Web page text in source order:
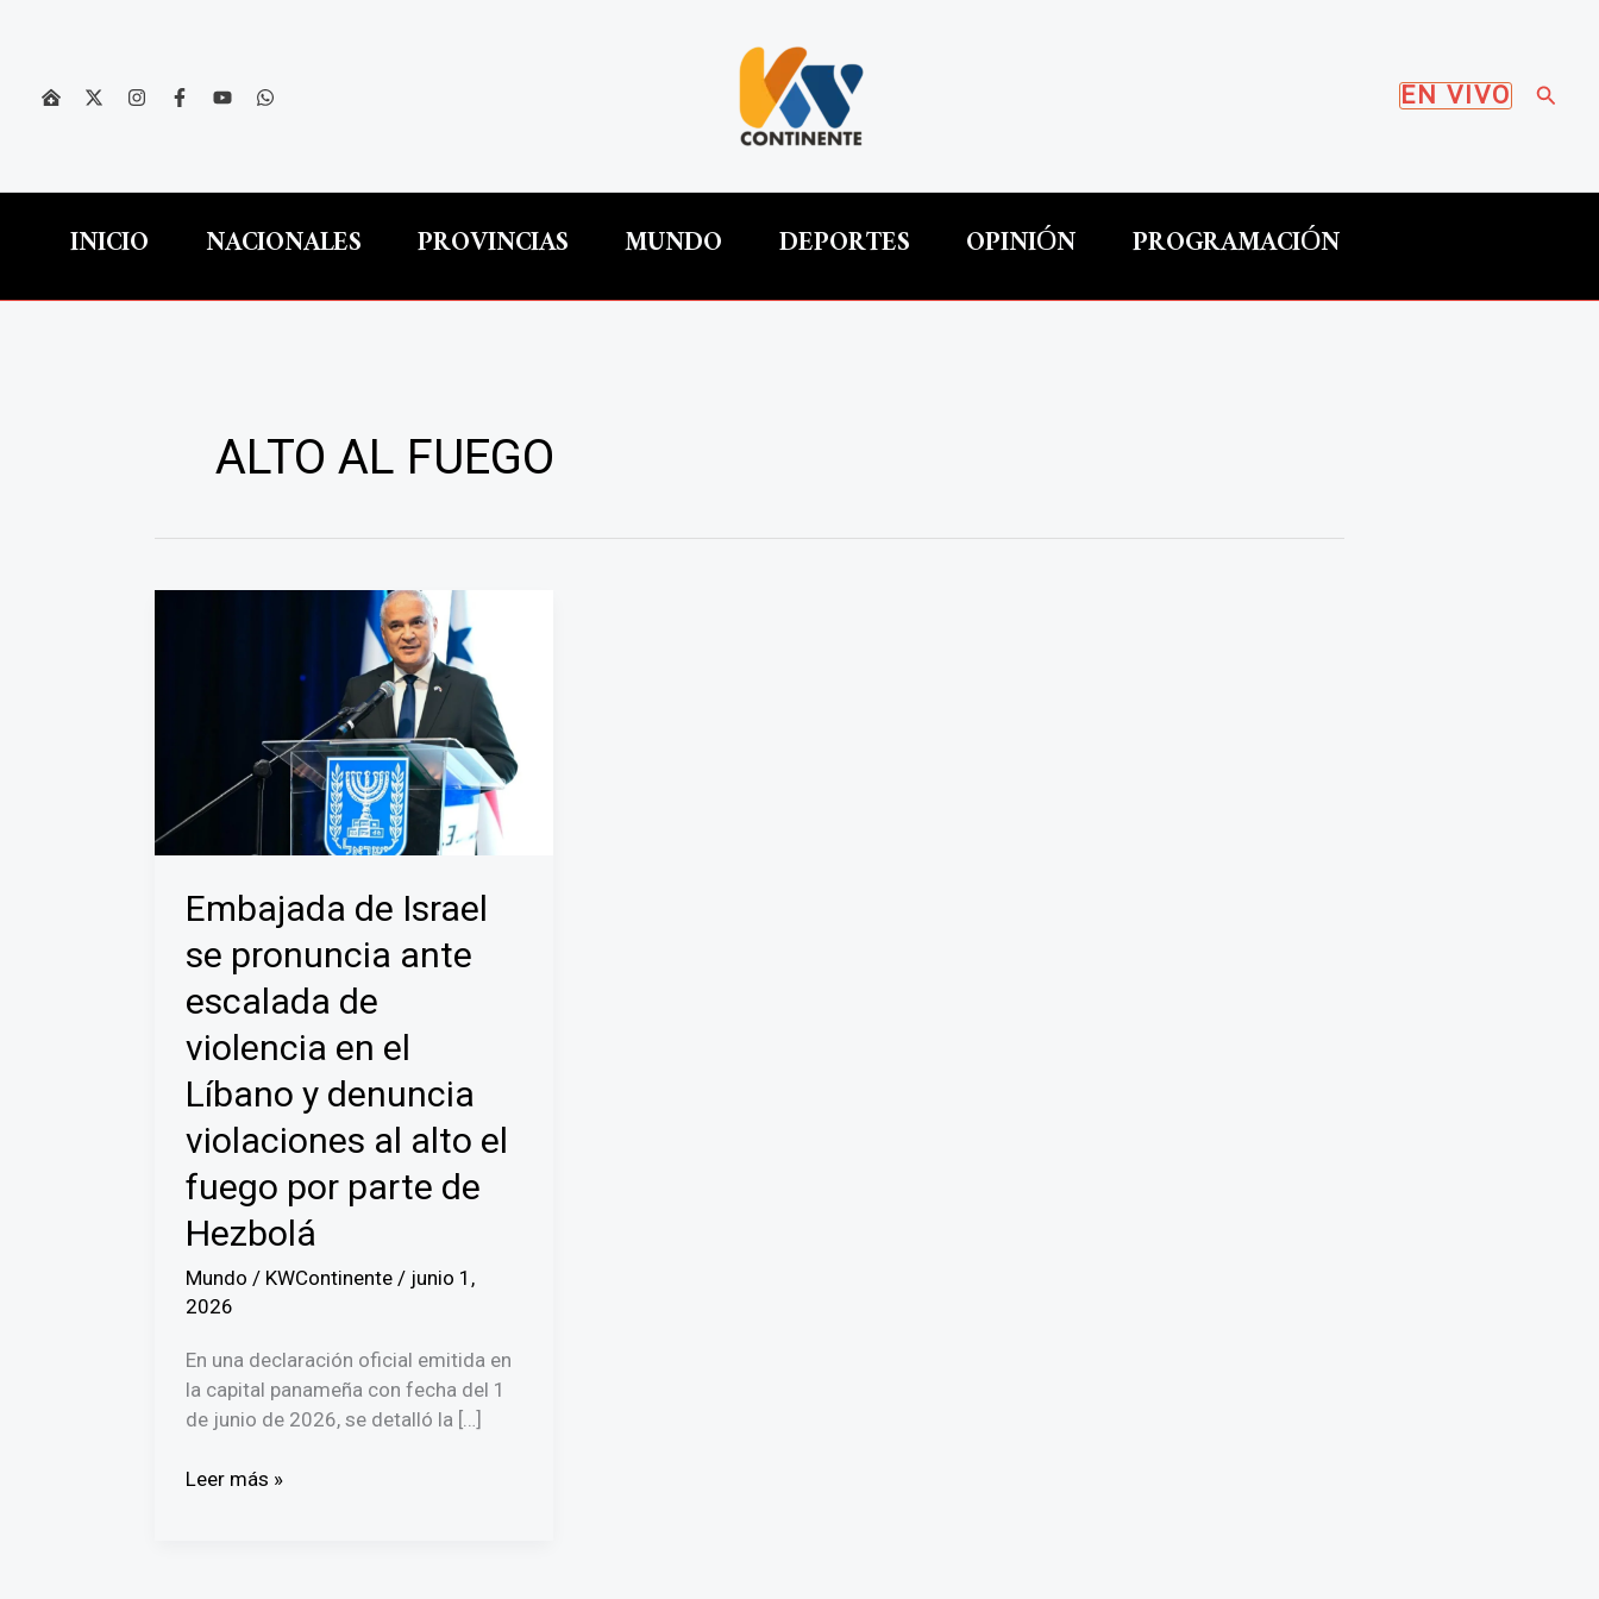
EN VIVO
INICIO NACIONALES PROVINCIAS MUNDO DEPORTES OPINIÓN PROGRAMACIÓN
ALTO AL FUEGO
Embajada de Israel
se pronuncia ante
escalada de
violencia en el
Líbano y denuncia
violaciones al alto el
fuego por parte de
Hezbolá
Mundo / KWContinente / junio 1,
2026
En una declaración oficial emitida en
la capital panameña con fecha del 1
de junio de 2026, se detalló la […]
Embajada
Leer más »